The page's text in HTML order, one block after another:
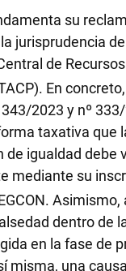
su
jurisprudencia
de Recursos
. En
2023 y nº
taxativa que
de igualdad debe
mediante su
. Asimismo,
dentro de
en la fase de
misma, una